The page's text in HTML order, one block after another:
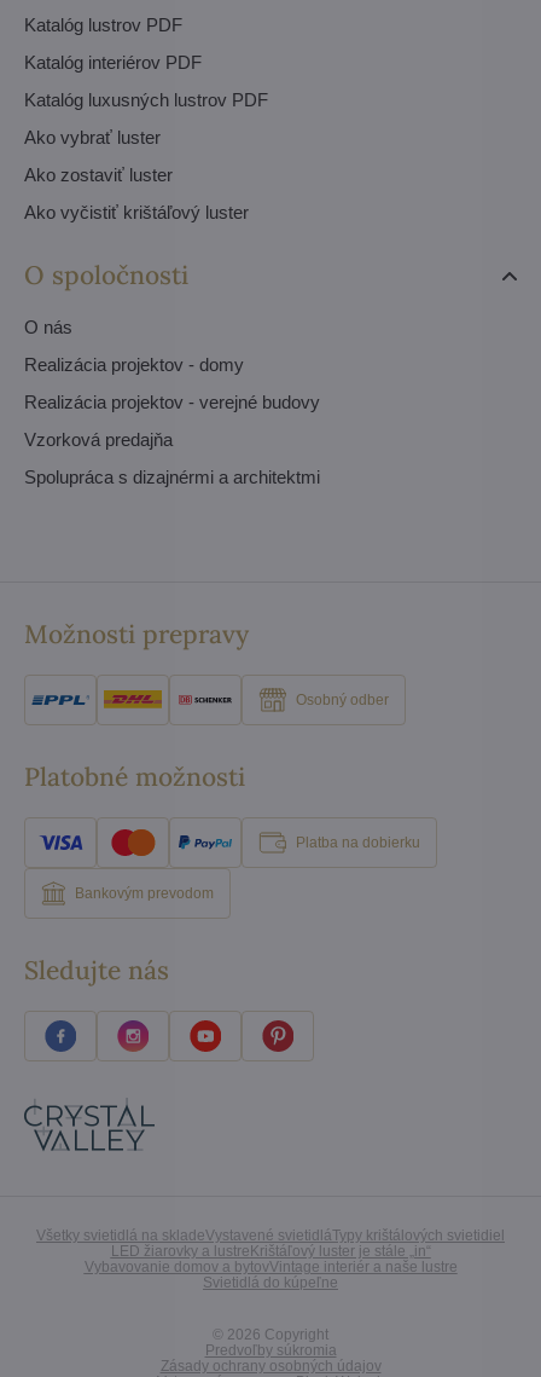
Katalóg lustrov PDF
Katalóg interiérov PDF
Katalóg luxusných lustrov PDF
Ako vybrať luster
Ako zostaviť luster
Ako vyčistiť krištáľový luster
O spoločnosti
O nás
Realizácia projektov - domy
Realizácia projektov - verejné budovy
Vzorková predajňa
Spolupráca s dizajnérmi a architektmi
Možnosti prepravy
Osobný odber
Platobné možnosti
Platba na dobierku
Bankovým prevodom
Sledujte nás
Všetky svietidlá na skladeVystavené svietidláTypy krištálových svietidiel
LED žiarovky a lustreKrištáľový luster je stále „in“
Vybavovanie domov a bytovVintage interiér a naše lustre
Svietidlá do kúpeľne
© 2026 Copyright
Predvoľby súkromia
Zásady ochrany osobných údajov